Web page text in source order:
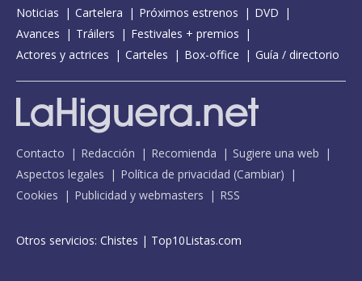
Noticias Cartelera Próximos estrenos
DVD
Avances
Tráilers
Festivales + premios
Actores y actrices
Carteles Box-office Guía / directorio
Contacto Redacción Recomienda
Sugiere una web
Aspectos legales
Política de privacidad (Cambiar)
Cookies
Publicidad y webmasters RSS
Otros servicios: Chistes | Top10Listas.com